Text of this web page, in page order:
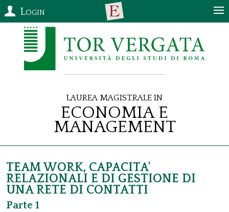
Login
Laurea Magistrale in
Economia e
Management
TEAM WORK, CAPACITA'
RELAZIONALI E DI GESTIONE DI
UNA RETE DI CONTATTI
Parte 1